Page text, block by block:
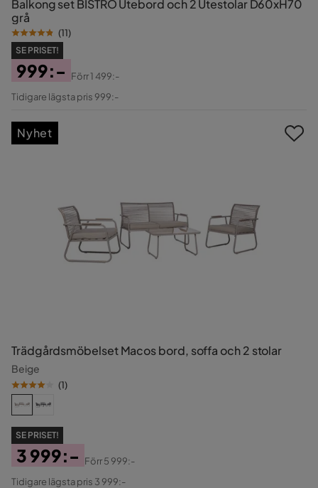
Balkong set BISTRO Utebord och 2 Utestolar D60xH70
grå
(11)
SE PRISET!
Pris
999:-
Original
Förr1 499:-
Tidigare lägsta pris 999:-
Trädgårdsmöbelset Macos bord, soffa och 2 stolar
Beige
(1)
SE PRISET!
Pris
3 999:-
Original
Förr5 999:-
Tidigare lägsta pris 3 999:-
Nyhet